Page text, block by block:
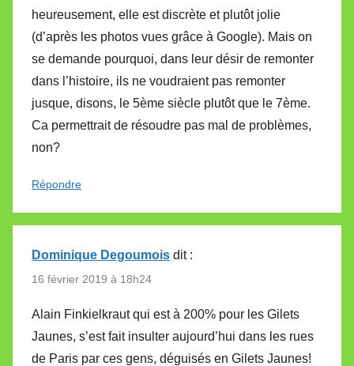
heureusement, elle est discrète et plutôt jolie
(d’après les photos vues grâce à Google). Mais on
se demande pourquoi, dans leur désir de remonter
dans l’histoire, ils ne voudraient pas remonter
jusque, disons, le 5ème siècle plutôt que le 7ème.
Ca permettrait de résoudre pas mal de problèmes,
non?
Répondre
Dominique Degoumois dit :
16 février 2019 à 18h24
Alain Finkielkraut qui est à 200% pour les Gilets
Jaunes, s’est fait insulter aujourd’hui dans les rues
de Paris par ces gens, déguisés en Gilets Jaunes!